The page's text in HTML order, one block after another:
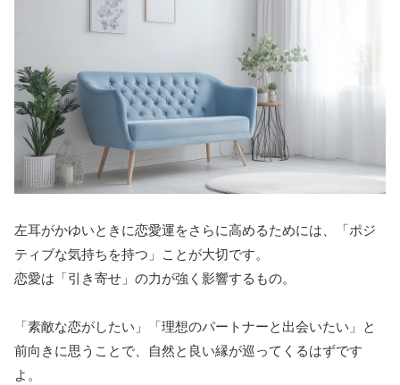
左耳がかゆいときに恋愛運をさらに高めるためには、「ポジ
ティブな気持ちを持つ」ことが大切です。
恋愛は「引き寄せ」の力が強く影響するもの。
「素敵な恋がしたい」「理想のパートナーと出会いたい」と
前向きに思うことで、自然と良い縁が巡ってくるはずです
よ。